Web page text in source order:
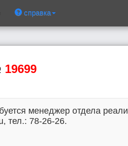
справка
19699
менеджер отдела
тел.: 78-26-26.